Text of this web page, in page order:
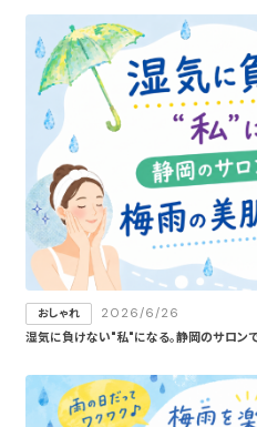
おしゃれ
2026/6/26
湿気に負けない"私"になる。静岡のサロン